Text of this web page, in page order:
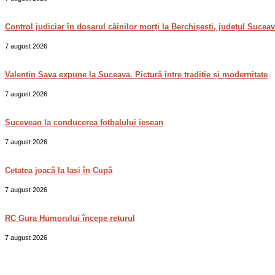
Control judiciar în dosarul câinilor morți la Berchișești, județul
7 august 2026
Valentin Sava expune la Suceava. Pictură între tradiție și modernitate
7 august 2026
Sucevean la conducerea fotbalului ieșean
7 august 2026
Cetatea joacă la Iași în Cupă
7 august 2026
RC Gura Humorului începe returul
7 august 2026